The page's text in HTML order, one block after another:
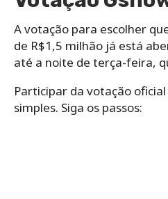
A votação para escolher
de R$1,5 milhão já está
até a noite de terça-feira,
Participar da votação
simples. Siga os passos: